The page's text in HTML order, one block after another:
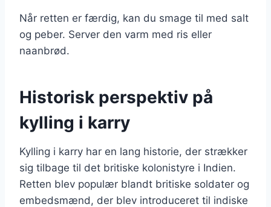
Når retten er færdig, kan du smage til med salt
og peber. Server den varm med ris eller
naanbrød.
Historisk perspektiv på
kylling i karry
Kylling i karry har en lang historie, der strækker
sig tilbage til det britiske kolonistyre i Indien.
Retten blev populær blandt britiske soldater og
embedsmænd, der blev introduceret til indiske